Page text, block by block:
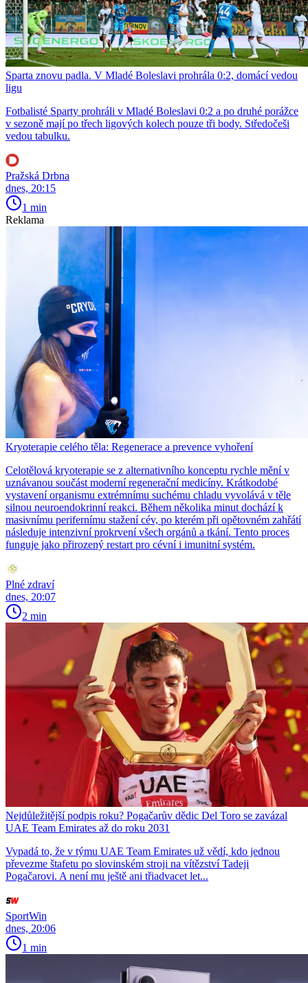
Sparta znovu padla. V Mladé Boleslavi prohrála 0:2, domácí vedou
ligu
Fotbalisté Sparty prohráli v Mladé Boleslavi 0:2 a po druhé porážce
v sezoně mají po třech ligových kolech pouze tři body. Středočeši
vedou tabulku.
Pražská Drbna
dnes, 20:15
1 min
Reklama
Kryoterapie celého těla: Regenerace a prevence vyhoření
Celotělová kryoterapie se z alternativního konceptu rychle mění v
uznávanou součást moderní regenerační medicíny. Krátkodobé
vystavení organismu extrémnímu suchému chladu vyvolává v těle
silnou neuroendokrinní reakci. Během několika minut dochází k
masivnímu perifernímu stažení cév, po kterém při opětovném zahřátí
následuje intenzivní prokrvení všech orgánů a tkání. Tento proces
funguje jako přirozený restart pro cévní i imunitní systém.
Plné zdraví
dnes, 20:07
2 min
Nejdůležitější podpis roku? Pogačarův dědic Del Toro se zavázal
UAE Team Emirates až do roku 2031
Vypadá to, že v týmu UAE Team Emirates už vědí, kdo jednou
převezme štafetu po slovinském stroji na vítězství Tadeji
Pogačarovi. A není mu ještě ani třiadvacet let...
SportWin
dnes, 20:06
1 min